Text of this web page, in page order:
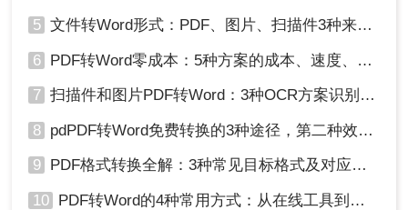
换方法都能为你提供便捷和高效的解决方案。
5 文件转Word形式：PDF、图片、扫描件3种来源分别怎么处理！
6 PDF转Word零成本：5种方案的成本、速度、精度对比！
7 扫描件和图片PDF转Word：3种OCR方案识别率实测！
8 pdPDF转Word免费转换的3种途径，第二种效率最高！
9 PDF格式转换全解：3种常见目标格式及对应操作方法！
10 PDF转Word的4种常用方式：从在线工具到桌面软件全梳理！